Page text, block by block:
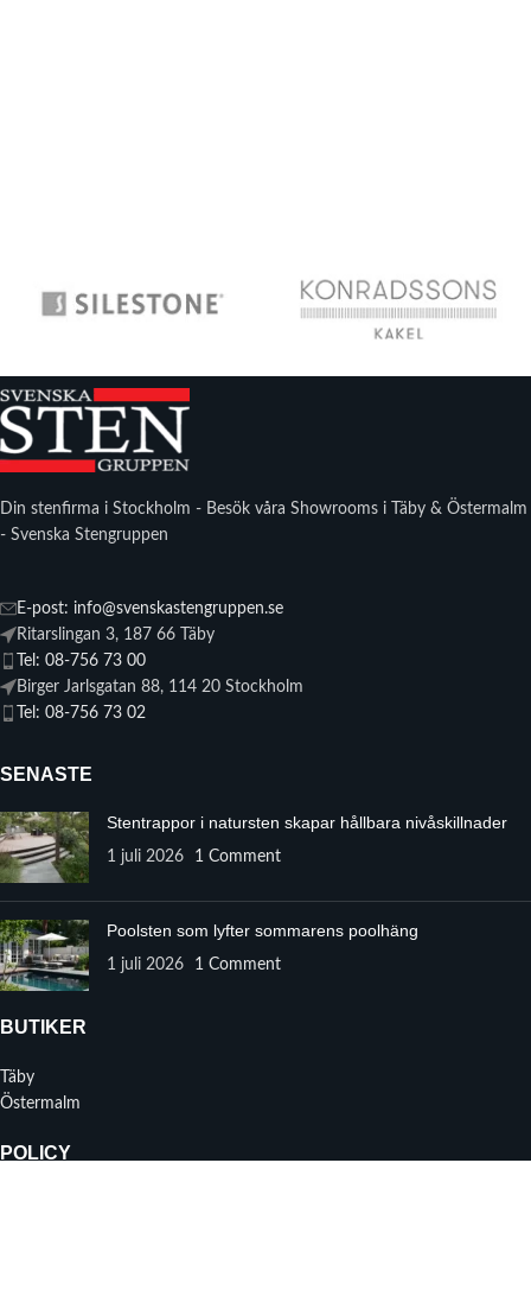
Din stenfirma i Stockholm - Besök våra Showrooms i Täby & Östermalm
- Svenska Stengruppen
E-post: info@svenskastengruppen.se
Ritarslingan 3, 187 66 Täby
Tel: 08-756 73 00
Birger Jarlsgatan 88, 114 20 Stockholm
Tel: 08-756 73 02
SENASTE
Stentrappor i natursten skapar hållbara nivåskillnader
1 juli 2026 1 Comment
Poolsten som lyfter sommarens poolhäng
1 juli 2026 1 Comment
BUTIKER
Täby
Östermalm
POLICY